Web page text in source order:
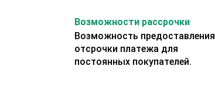
Возможности рассрочки
Возможность предоставления
отсрочки платежа для
постоянных покупателей.